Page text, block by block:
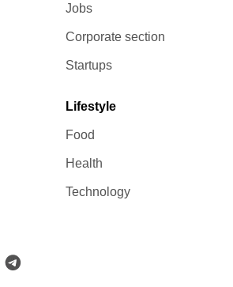
Jobs
Corporate section
Startups
Lifestyle
Food
Health
Technology